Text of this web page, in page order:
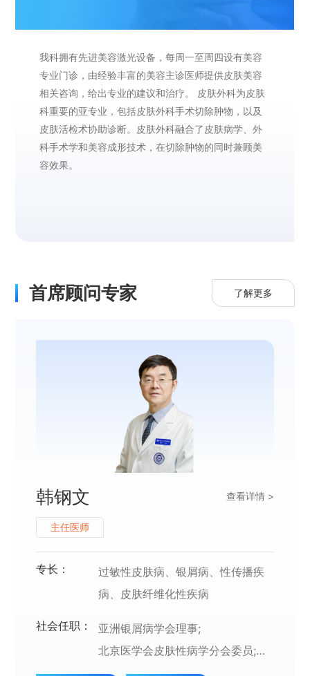
我科拥有先进美容激光设备，每周一至周四设有美容
专业门诊，由经验丰富的美容主诊医师提供皮肤美容
相关咨询，给出专业的建议和治疗。 皮肤外科为皮肤
科重要的亚专业，包括皮肤外科手术切除肿物，以及
皮肤活检术协助诊断。皮肤外科融合了皮肤病学、外
科手术学和美容成形技术，在切除肿物的同时兼顾美
容效果。
首席顾问专家 了解更多
韩钢文 查看详情 >
主任医师
专长：
过敏性皮肤病、银屑病、性传播疾
病、皮肤纤维化性疾病
社会任职：
亚洲银屑病学会理事;
北京医学会皮肤性病学分会委员;
北京医师协会皮肤性病专科医师分